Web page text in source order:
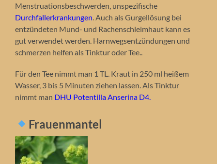
Menstruationsbeschwerden, unspezifische
Durchfallerkrankungen. Auch als Gurgellösung bei
entzündeten Mund- und Rachenschleimhaut kann es
gut verwendet werden. Harnwegsentzündungen und
schmerzen helfen als Tinktur oder Tee..
Für den Tee nimmt man 1 TL. Kraut in 250 ml heißem
Wasser, 3 bis 5 Minuten ziehen lassen. Als Tinktur
nimmt man DHU Potentilla Anserina D4.
Frauenmantel